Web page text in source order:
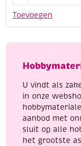
Toevoegen
do
-
birds
U vindt als
in onze
aanbod met
sluit op alle
het grootste